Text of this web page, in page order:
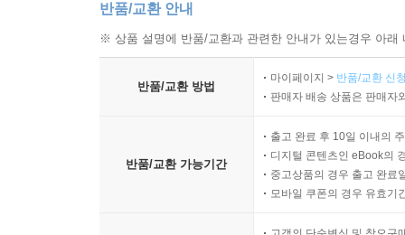
반품/교환 안내
※ 상품 설명에 반품/교환과 관련한 안내가 있는경우 아
반품/교환 방법
마이페이지 > 반품/교환 신
판매자 배송 상품은 판매자
반품/교환 가능기간
출고 완료 후 10일 이내의
디지털 콘텐츠인 eBook의
중고상품의 경우 출고 완료
모바일 쿠폰의 경우 유효기